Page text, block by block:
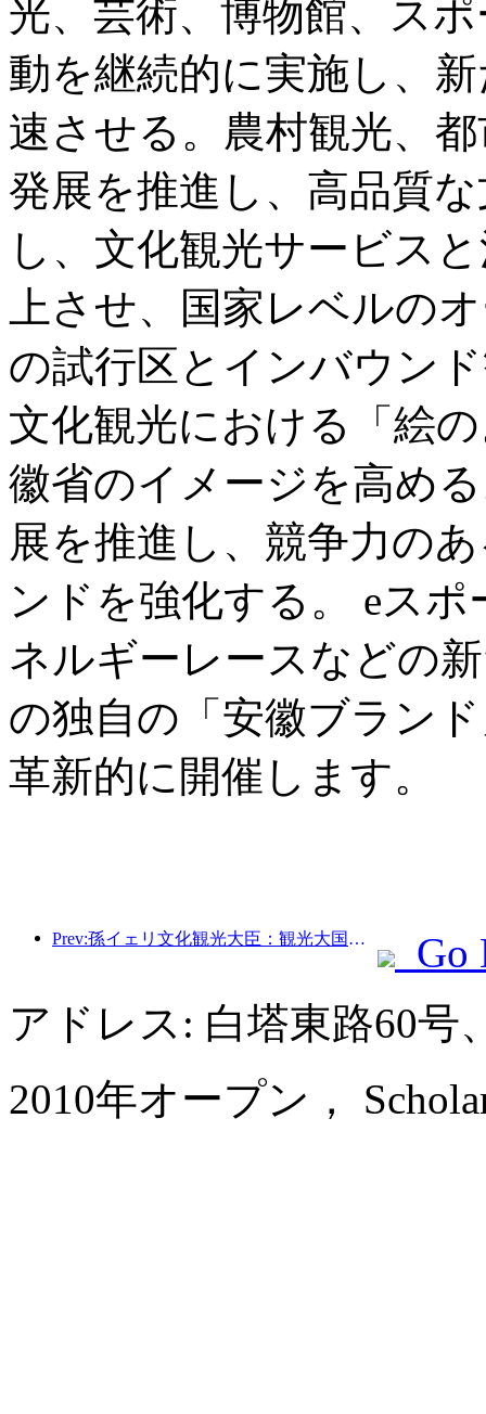
光、芸術、博物館、ス
動を継続的に実施し、
速させる。農村観光、
発展を推進し、高品質
し、文化観光サービス
上させ、国家レベルの
の試行区とインバウン
文化観光における「絵
徽省のイメージを高め
展を推進し、競争力の
ンドを強化する。 eス
ネルギーレースなどの
の独自の「安徽ブラン
革新的に開催します。
Prev:孫イェリ文化観光大臣：観光大国の建設を推進し、質の高い観光商品の供給を充実させる。
Go
アドレス: 白塔東路60号
2010年オープン，